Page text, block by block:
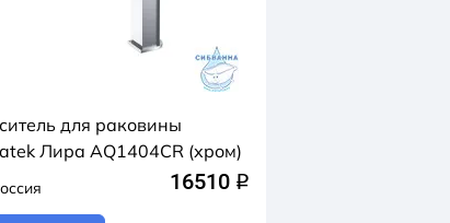
для раковины
Лира AQ1404CR (хром)
16510 q